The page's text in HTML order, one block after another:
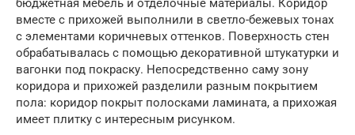
бюджетная мебель и отделочные материалы. Коридор
вместе с прихожей выполнили в светло-бежевых тонах
с элементами коричневых оттенков. Поверхность стен
обрабатывалась с помощью декоративной штукатурки и
вагонки под покраску. Непосредственно саму зону
коридора и прихожей разделили разным покрытием
пола: коридор покрыт полосками ламината, а прихожая
имеет плитку с интересным рисунком.